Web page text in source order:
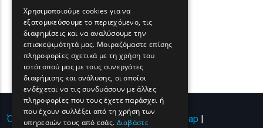
Όροι χρήσης | Πολιτική Απορρήτου Sitemap
FRENCH
BULGARIAN
ROMANIAN
TURKISH
Χρησιμοποιούμε cookies για να
εξατομικεύσουμε το περιεχόμενο, τις
διαφημίσεις και να αναλύσουμε την
επισκεψιμότητά μας. Μοιραζόμαστε επίσης
πληροφορίες σχετικά με τη χρήση του
ιστότοπού μας με τους συνεργάτες
διαφήμισης και ανάλυσης, οι οποίοι
ενδέχεται να τις συνδυάσουν με άλλες
πληροφορίες που τους έχετε παράσχει ή
που έχουν συλλέξει από τη χρήση των
υπηρεσιών τους από εσάς. Διαβάστε